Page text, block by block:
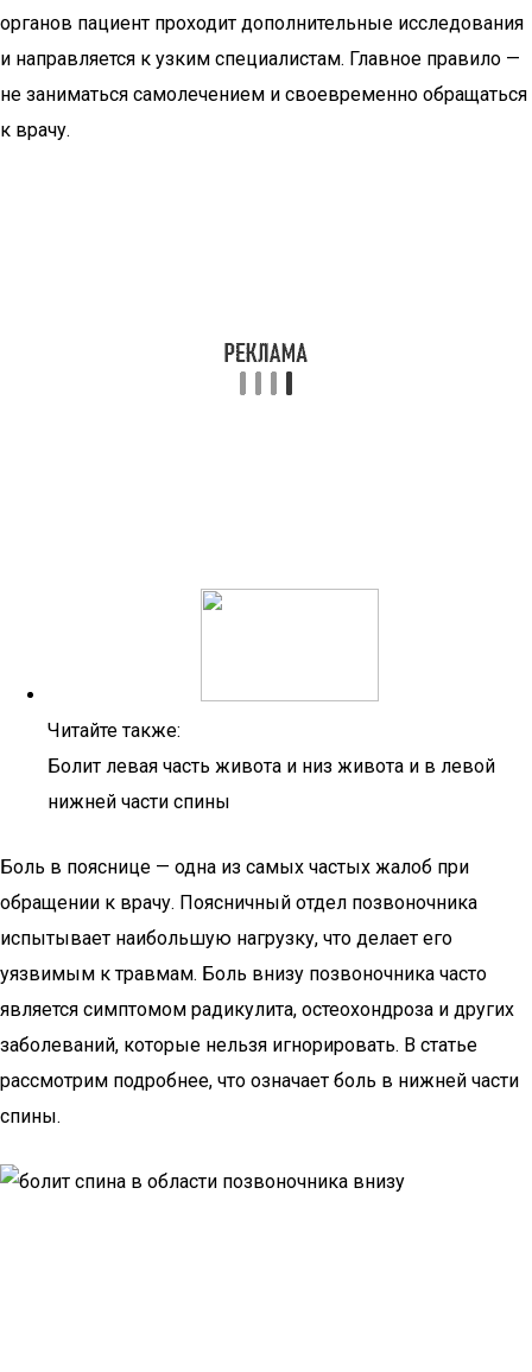
органов пациент проходит дополнительные исследования
и направляется к узким специалистам. Главное правило —
не заниматься самолечением и своевременно обращаться
к врачу.
Читайте также:
Болит левая часть живота и низ живота и в левой
нижней части спины
Боль в пояснице — одна из самых частых жалоб при
обращении к врачу. Поясничный отдел позвоночника
испытывает наибольшую нагрузку, что делает его
уязвимым к травмам. Боль внизу позвоночника часто
является симптомом радикулита, остеохондроза и других
заболеваний, которые нельзя игнорировать. В статье
рассмотрим подробнее, что означает боль в нижней части
спины.